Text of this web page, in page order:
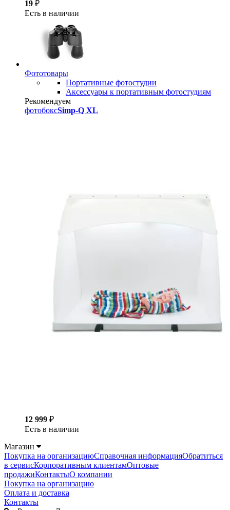
19 ₽
Есть в наличии
Фототовары
Портативные фотостудии
Аксессуары к портативным фотостудиям
Рекомендуем
фотобоксSimp-Q XL
12 999 ₽
Есть в наличии
Магазин
Покупка на организациюСправочная информацияОбратиться
в сервисКорпоративным клиентамОптовые
продажиКонтактыО компании
Покупка на организацию
Оплата и доставка
Контакты